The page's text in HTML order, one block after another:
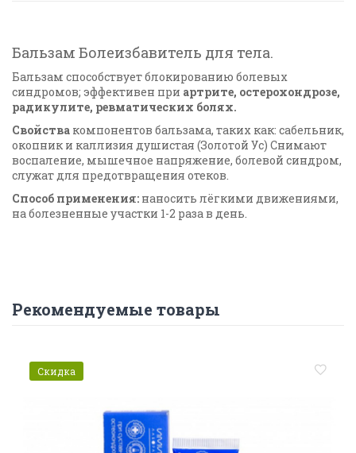
Бальзам Болеизбавитель для тела.
Бальзам способствует блокированию болевых
синдромов; эффективен при артрите, остерохондрозе,
радикулите, ревматических болях.
Свойства компонентов бальзама, таких как: сабельник,
окопник и каллизия душистая (Золотой Ус) Снимают
воспаление, мышечное напряжение, болевой синдром,
служат для предотвращения отеков.
Способ применения: наносить лёгкими движениями,
на болезненные участки 1-2 раза в день.
Рекомендуемые товары
Скидка